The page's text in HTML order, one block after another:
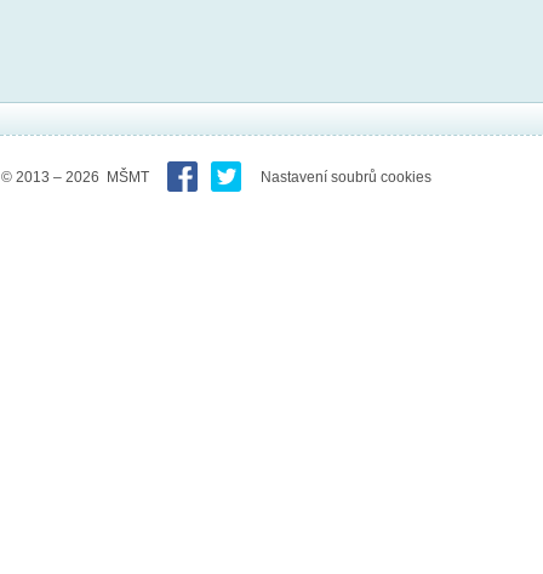
© 2013 – 2026 MŠMT Nastavení soubrů cookies